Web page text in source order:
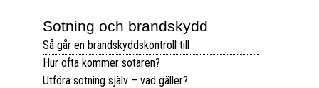
Referenser
Radonmätning
OVK/Injustering
Om oss
Kontakta oss
Husportalen
Tips & råd
Sotning och brandskydd
Så går en brandskyddskontroll till
Hur ofta kommer sotaren?
Utföra sotning själv – vad gäller?